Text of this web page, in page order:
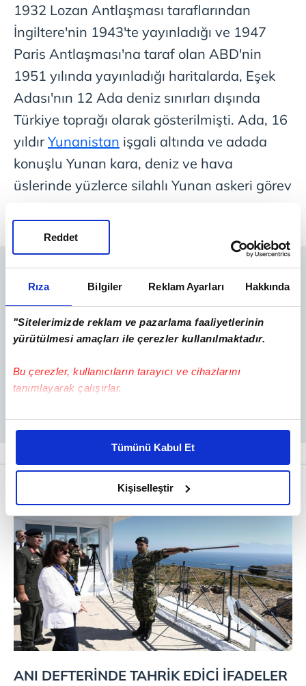
Rıza Bilgiler Reklam Ayarları Hakkında
"Sitelerimizde reklam ve pazarlama faaliyetlerinin
yürütülmesi amaçları ile çerezler kullanılmaktadır.
Bu çerezler, kullanıcıların tarayıcı ve cihazlarını
tanımlayarak çalışırlar.
Bu çerezlere izin vermeniz halinde sizlere özel
daha iyi reklam deneyimi yaşatabiliriz. Bunu yaparken
amacımızın size daha iyi bir reklam deneyimi sunmak
olduğunu ve sizlere en iyi içerikleri sunabilmek adına
elimizden gelen çabayı gösterdiğimizi ve bu noktada,
reklamların maliyetlerimizi karşılamak noktasında tek gelir
kalemimiz olduğunu sizlere hatırlatmak isteriz.
Her halükârda, kullanıcılar, bu çerezlere izin vermedikleri
takdirde, kullanıcılara hedefli reklamlar
gösterilmeyecektir."
Sizlere daha iyi bir hizmet sunabilmek için İnternet
Sitemizde kendimize ve üçüncü kişilere ait çerezler
kullanılmaktadır. Bu çerezler vasıtasıyla çeşitli kişisel
verileriniz işlenmekte olup gerekli olan çerezler bilgi
Tümünü Kabul Et
Kişiselleştir
Reddet
1932 Lozan Antlaşması taraflarından
İngiltere'nin 1943'te yayınladığı ve 1947
Paris Antlaşması'na taraf olan ABD'nin
1951 yılında yayınladığı haritalarda, Eşek
Adası'nın 12 Ada deniz sınırları dışında
Türkiye toprağı olarak gösterilmişti. Ada, 16
yıldırYunanistan işgali altında ve adada
konuşlu Yunan kara, deniz ve hava
üslerinde yüzlerce silahlı Yunan askeri görev
ANI DEFTERİNDE TAHRİK EDİCİ İFADELER